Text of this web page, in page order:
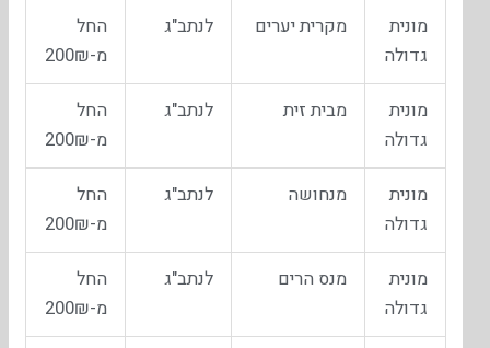
מונית
גדולה
מקרית יערים לנתב"ג
החל
מ-200₪
מונית
גדולה
מבית זית לנתב"ג
החל
מ-200₪
מונית
גדולה
מנחושה לנתב"ג
החל
מ-200₪
מונית
גדולה
מנס הרים לנתב"ג
החל
מ-200₪